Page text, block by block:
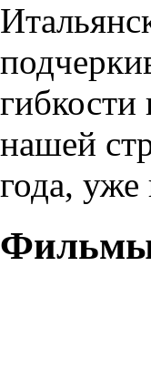
нашей
года, уже
Фильмы